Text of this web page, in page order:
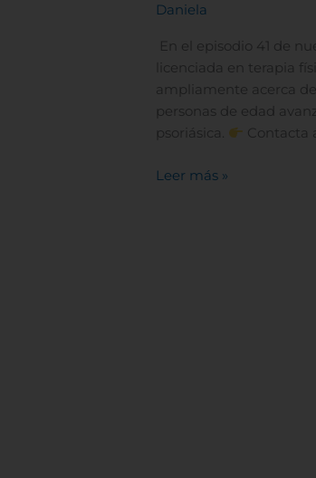
Daniela
En el episodio 41 de
licenciada en terapia
ampliamente acerca
personas de edad
psoriásica.
Contacta
Leer más »